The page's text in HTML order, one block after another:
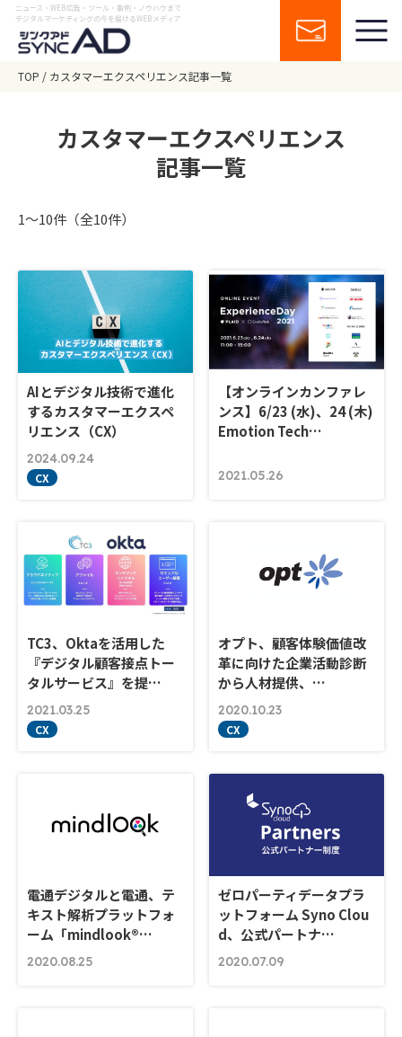
ニュース・WEB広告・ツール・事例・ノウハウまで
デジタルマーケティングの今を届けるWEBメディア
TOP カスタマーエクスペリエンス記事一覧
カスタマーエクスペリエンス
記事一覧
1〜10件（全10件）
AIとデジタル技術で進化
するカスタマーエクスペ
リエンス（CX）
2024.09.24
CX
【オンラインカンファレ
ンス】6/23 (水)、24 (木)
Emotion Tech…
2021.05.26
TC3、Oktaを活用した
『デジタル顧客接点トー
タルサービス』を提…
2021.03.25
CX
オプト、顧客体験価値改
革に向けた企業活動診断
から人材提供、…
2020.10.23
CX
電通デジタルと電通、テ
キスト解析プラットフォ
ーム「mindlook®…
2020.08.25
ゼロパーティデータプラ
ットフォーム Syno Clou
d、公式パートナ…
2020.07.09